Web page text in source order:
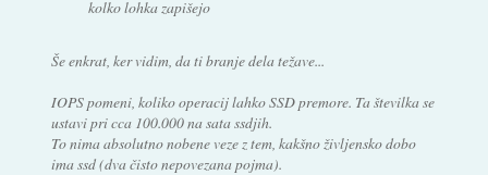
kolko lohka zapišejo
Še enkrat, ker vidim, da ti branje dela težave...
IOPS pomeni, koliko operacij lahko SSD premore. Ta številka se
ustavi pri cca 100.000 na sata ssdjih.
To nima absolutno nobene veze z tem, kakšno življensko dobo
ima ssd (dva čisto nepovezana pojma).